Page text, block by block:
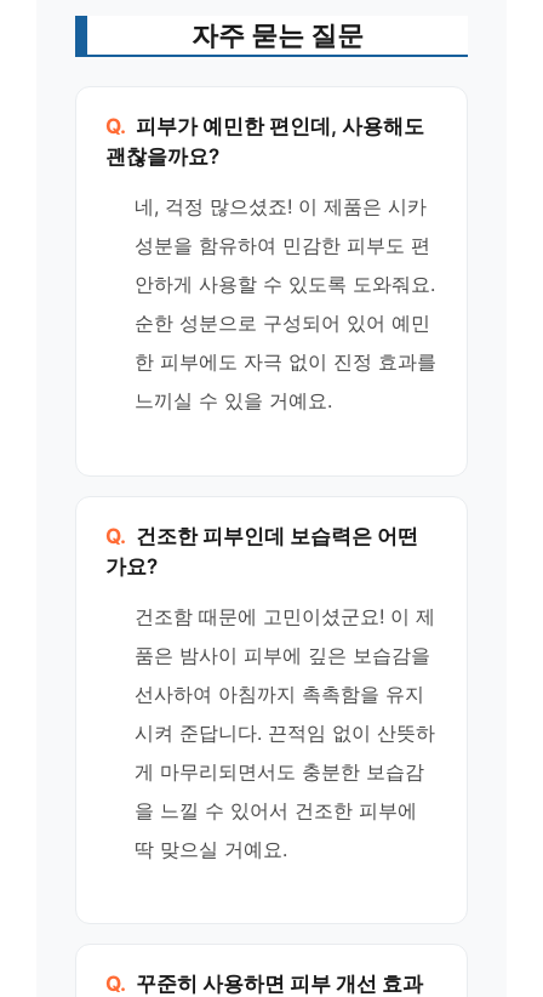
자주 묻는 질문
Q. 피부가 예민한 편인데, 사용해도
괜찮을까요?
네, 걱정 많으셨죠! 이 제품은 시카
성분을 함유하여 민감한 피부도 편
안하게 사용할 수 있도록 도와줘요.
순한 성분으로 구성되어 있어 예민
한 피부에도 자극 없이 진정 효과를
느끼실 수 있을 거예요.
Q. 건조한 피부인데 보습력은 어떤
가요?
건조함 때문에 고민이셨군요! 이 제
품은 밤사이 피부에 깊은 보습감을
선사하여 아침까지 촉촉함을 유지
시켜 준답니다. 끈적임 없이 산뜻하
게 마무리되면서도 충분한 보습감
을 느낄 수 있어서 건조한 피부에
딱 맞으실 거예요.
Q. 꾸준히 사용하면 피부 개선 효과